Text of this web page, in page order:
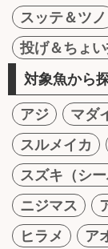
スッテ＆ツノ
投げ＆ちょ
対象魚から
アジ マダ
スルメイカ
スズキ（シー
ニジマス
ヒラメ
ア